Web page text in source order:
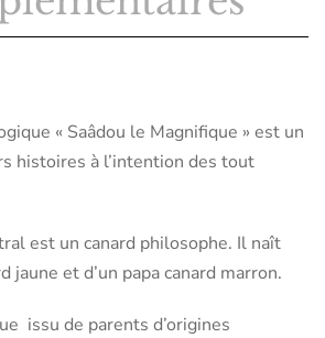
« Saâdou le Magnifique » est un
histoires à l’intention des tout
est un canard philosophe. Il naît
jaune et d’un papa canard marron.
issu de parents d’origines